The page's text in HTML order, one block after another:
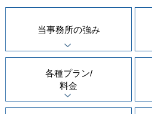
当事務所の強み
各種プラン/
料金